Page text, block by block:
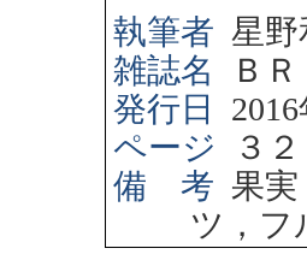
執筆者 星野
雑誌名
Ｂ
発行日
2016
ページ
３
備 考 果
ツ，フ